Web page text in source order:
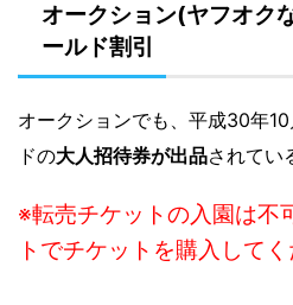
オークション(ヤフオク
ールド割引
オークションでも、平成30年
ドの大人招待券が出品されてい
※転売チケットの入園は不
トでチケットを購入して